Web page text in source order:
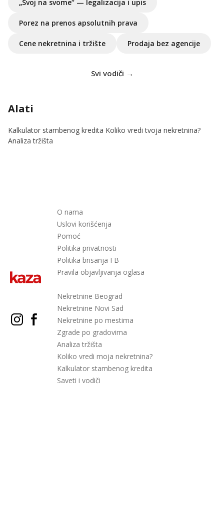
„Svoj na svome“ — legalizacija i upis
Porez na prenos apsolutnih prava
Cene nekretnina i tržište Prodaja bez agencije
Svi vodiči →
Alati
Kalkulator stambenog kredita Koliko vredi tvoja nekretnina?
Analiza tržišta
O nama
Uslovi korišćenja
Pomoć
Politika privatnosti
Politika brisanja FB
Pravila objavljivanja oglasa
Nekretnine Beograd
Nekretnine Novi Sad
Nekretnine po mestima
Zgrade po gradovima
Analiza tržišta
Koliko vredi moja nekretnina?
Kalkulator stambenog kredita
Saveti i vodiči